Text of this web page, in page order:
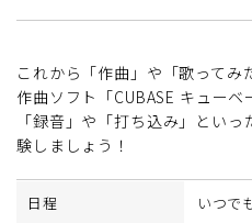
これから「作曲」や「歌ってみ
作曲ソフト「CUBASE キューベ
「録音」や「打ち込み」とい
験しましょう！
日程 いつで